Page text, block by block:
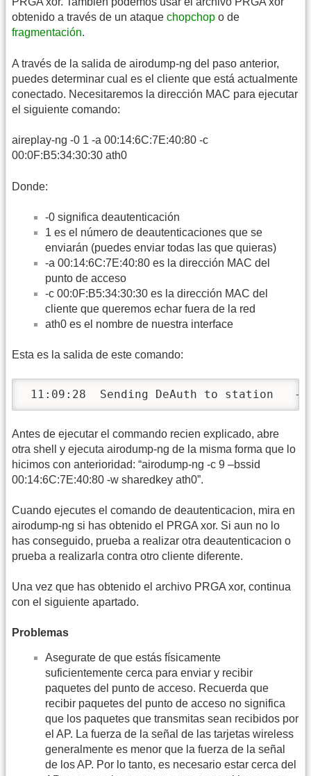
obtenido a través de un ataque chopchop o de
fragmentación.
A través de la salida de airodump-ng del paso anterior,
puedes determinar cual es el cliente que está actualmente
conectado. Necesitaremos la dirección MAC para ejecutar
el siguiente comando:
aireplay-ng -0 1 -a 00:14:6C:7E:40:80 -c
00:0F:B5:34:30:30 ath0
Donde:
-0 significa deautenticación
1 es el número de deautenticaciones que se
enviarán (puedes enviar todas las que quieras)
-a 00:14:6C:7E:40:80 es la dirección MAC del
punto de acceso
-c 00:0F:B5:34:30:30 es la dirección MAC del
cliente que queremos echar fuera de la red
ath0 es el nombre de nuestra interface
Esta es la salida de este comando:
11:09:28  Sending DeAuth to station   --
Antes de ejecutar el commando recien explicado, abre
otra shell y ejecuta airodump-ng de la misma forma que lo
hicimos con anterioridad: “airodump-ng -c 9 –bssid
00:14:6C:7E:40:80 -w sharedkey ath0”.
Cuando ejecutes el comando de deautenticacion, mira en
airodump-ng si has obtenido el PRGA xor. Si aun no lo
has conseguido, prueba a realizar otra deautenticacion o
prueba a realizarla contra otro cliente diferente.
Una vez que has obtenido el archivo PRGA xor, continua
con el siguiente apartado.
Problemas
Asegurate de que estás físicamente
suficientemente cerca para enviar y recibir
paquetes del punto de acceso. Recuerda que
recibir paquetes del punto de acceso no significa
que los paquetes que transmitas sean recibidos por
el AP. La fuerza de la señal de las tarjetas wireless
generalmente es menor que la fuerza de la señal
de los AP. Por lo tanto, es necesario estar cerca del